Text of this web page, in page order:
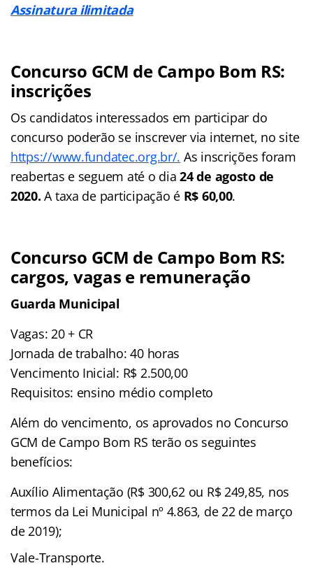
Assinatura ilimitada
Concurso GCM de Campo Bom RS:
inscrições
Os candidatos interessados em participar do
concurso poderão se inscrever via internet, no site
https://www.fundatec.org.br/. As inscrições foram
reabertas e seguem até o dia24 de agosto de
2020. A taxa de participação éR$ 60,00.
Concurso GCM de Campo Bom RS:
cargos, vagas e remuneração
Guarda Municipal
Vagas: 20 + CR
Jornada de trabalho: 40 horas
Vencimento Inicial: R$ 2.500,00
Requisitos: ensino médio completo
Além do vencimento, os aprovados no Concurso
GCM de Campo Bom RS terão os seguintes
benefícios:
Auxílio Alimentação (R$ 300,62 ou R$ 249,85, nos
termos da Lei Municipal nº 4.863, de 22 de março
de 2019);
Vale-Transporte.